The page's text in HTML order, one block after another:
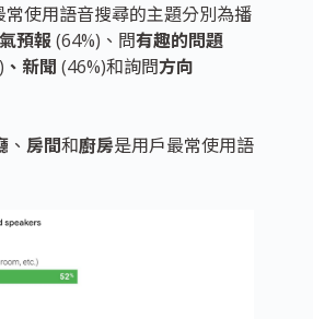
常使用語音搜尋的主題分別為播
預報(64%)、問有趣的問題
、新聞 (46%)和詢問方向
、 房間和廚房是用戶最常使用語